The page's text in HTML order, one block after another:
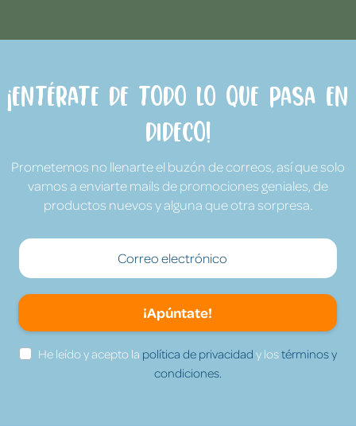
¡Entérate de todo lo que pasa en
Dideco!
Prometemos no llenarte el buzón de correos, así que solo
vamos a enviarte mails de promociones geniales, de
productos nuevos y alguna que otra sorpresa.
¡Apúntate!
He leído y acepto la política de privacidad y lostérminos y
condiciones.